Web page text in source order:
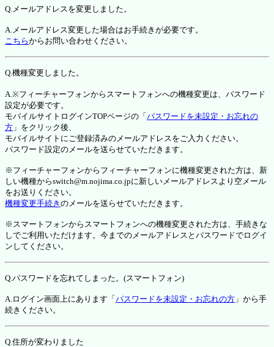
Q.メールアドレスを変更しました。
A.メールアドレス変更した場合はお手続きが必要です。
こちらからお問い合わせください。
Q.機種変更しました。
A.※フィーチャーフォンからスマートフォンへの機種変更は、パスワード
設定が必要です。
モバイルサイトログインTOPページの「 パスワードを未設定・お忘れの
方 」をクリック後、
モバイルサイトにご登録済みのメールアドレスをご入力ください。
パスワード設定のメールを送らせていただきます。
※フィーチャーフォンからフィーチャーフォンに機種変更された方は、新
しい機種からswitch@m.nojima.co.jpに新しいメールアドレスより空メール
をお送りください。
機種変更手続き のメールを送らせていただきます。
※スマートフォンからスマートフォンへの機種変更された方は、手続きな
しでご利用いただけます。今までのメールアドレスとパスワードでログイ
ンしてください。
Q.パスワードを忘れてしまった。(スマートフォン)
A.ログイン画面上にあります「 パスワードを未設定・お忘れの方 」から手
続きください。
Q.住所が変わりました